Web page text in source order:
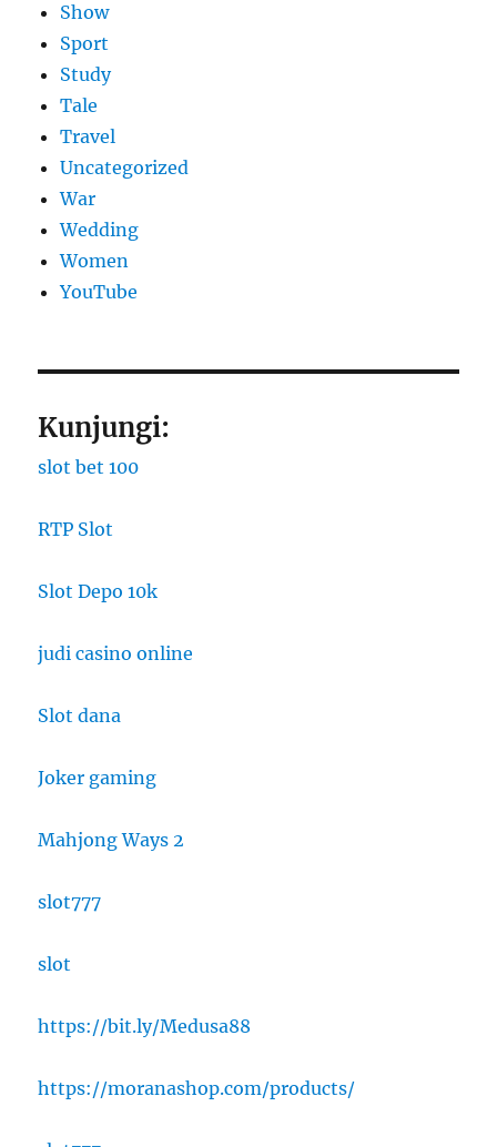
Show
Sport
Study
Tale
Travel
Uncategorized
War
Wedding
Women
YouTube
Kunjungi:
slot bet 100
RTP Slot
Slot Depo 10k
judi casino online
Slot dana
Joker gaming
Mahjong Ways 2
slot777
slot
https://bit.ly/Medusa88
https://moranashop.com/products/